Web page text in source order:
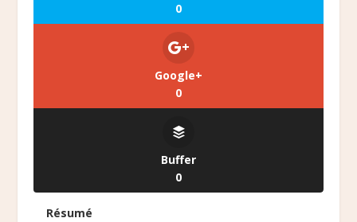
0
Google+
0
Buffer
0
Résumé